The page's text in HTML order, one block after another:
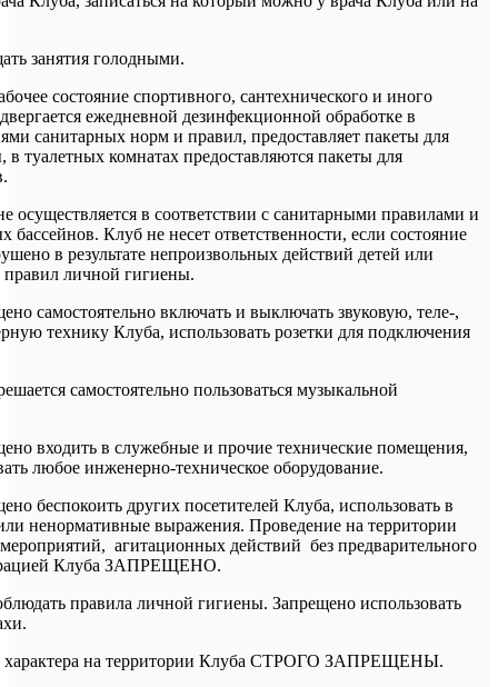
занятия голодными.
состояние спортивного, сантехнического и иного
ежедневной дезинфекционной обработке в
санитарных норм и правил, предоставляет пакеты для
туалетных комнатах предоставляются пакеты для
осуществляется в соответствии с санитарными правилами и
бассейнов. Клуб не несет ответственности, если состояние
в результате непроизвольных действий детей или
личной гигиены.
самостоятельно включать и выключать звуковую, теле-,
технику Клуба, использовать розетки для подключения
самостоятельно пользоваться музыкальной
входить в служебные и прочие технические помещения,
любое инженерно-техническое оборудование.
беспокоить других посетителей Клуба, использовать в
ненормативные выражения. Проведение на территории
агитационных действий без предварительного
Клуба ЗАПРЕЩЕНО.
правила личной гигиены. Запрещено использовать
характера на территории Клуба СТРОГО ЗАПРЕЩЕНЫ.